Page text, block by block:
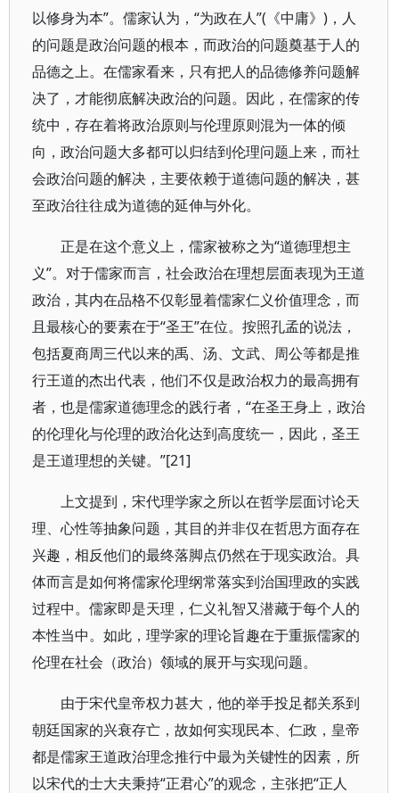
以修身为本”。儒家认为，“为政在人”(《中庸》)，人
的问题是政治问题的根本，而政治的问题奠基于人的
品德之上。在儒家看来，只有把人的品德修养问题解
决了，才能彻底解决政治的问题。因此，在儒家的传
统中，存在着将政治原则与伦理原则混为一体的倾
向，政治问题大多都可以归结到伦理问题上来，而社
会政治问题的解决，主要依赖于道德问题的解决，甚
至政治往往成为道德的延伸与外化。
正是在这个意义上，儒家被称之为“道德理想主
义”。对于儒家而言，社会政治在理想层面表现为王道
政治，其内在品格不仅彰显着儒家仁义价值理念，而
且最核心的要素在于“圣王”在位。按照孔孟的说法，
包括夏商周三代以来的禹、汤、文武、周公等都是推
行王道的杰出代表，他们不仅是政治权力的最高拥有
者，也是儒家道德理念的践行者，“在圣王身上，政治
的伦理化与伦理的政治化达到高度统一，因此，圣王
是王道理想的关键。”[21]
上文提到，宋代理学家之所以在哲学层面讨论天
理、心性等抽象问题，其目的并非仅在哲思方面存在
兴趣，相反他们的最终落脚点仍然在于现实政治。具
体而言是如何将儒家伦理纲常落实到治国理政的实践
过程中。儒家即是天理，仁义礼智又潜藏于每个人的
本性当中。如此，理学家的理论旨趣在于重振儒家的
伦理在社会（政治）领域的展开与实现问题。
由于宋代皇帝权力甚大，他的举手投足都关系到
朝廷国家的兴衰存亡，故如何实现民本、仁政，皇帝
都是儒家王道政治理念推行中最为关键性的因素，所
以宋代的士大夫秉持“正君心”的观念，主张把“正人